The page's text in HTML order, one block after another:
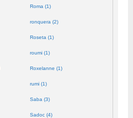
Roma (1)
ronquera (2)
Roseta (1)
roumi (1)
Roxelanne (1)
rumi (1)
Saba (3)
Sadoc (4)